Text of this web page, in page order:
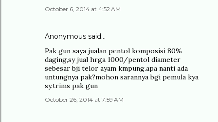
October 6, 2014 at 4:52 AM
Anonymous said…
Pak gun saya jualan pentol komposisi 80%
daging,sy jual hrga 1000/pentol diameter
sebesar bji telor ayam kmpung.apa nanti ada
untungnya pak?mohon sarannya bgi pemula kya
sy.trims pak gun
October 26, 2014 at 7:59 AM